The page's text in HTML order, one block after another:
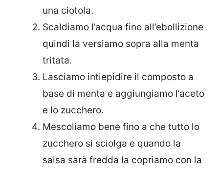
una ciotola.
Scaldiamo l’acqua fino all’ebollizione
quindi la versiamo sopra alla menta
tritata.
Lasciamo intiepidire il composto a
base di menta e aggiungiamo l’aceto
e lo zucchero.
Mescoliamo bene fino a che tutto lo
zucchero si sciolga e quando la
salsa sarà fredda la copriamo con la